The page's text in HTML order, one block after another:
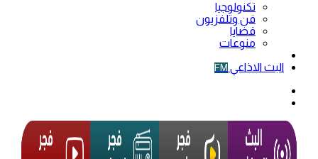
تكنولوجيا
فن وتلفزيون
قضايا
منوعات
البث الاذاعي FM